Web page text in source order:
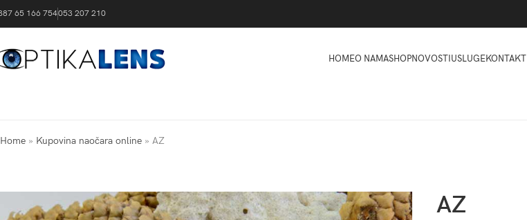
65 166 754053 207 210
HOMEO NAMASHOPNOVOSTIUSLUGEKONTAKT
Home » Kupovina naočara online » AZ
AZ